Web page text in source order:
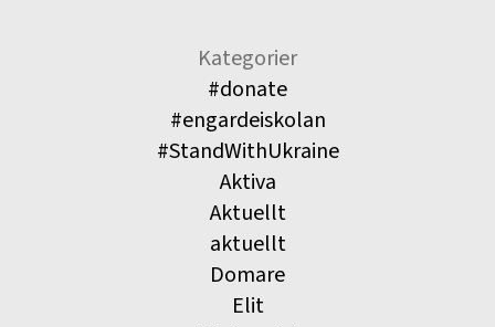
Kategorier
#donate
#engardeiskolan
#StandWithUkraine
Aktiva
Aktuellt
aktuellt
Domare
Elit